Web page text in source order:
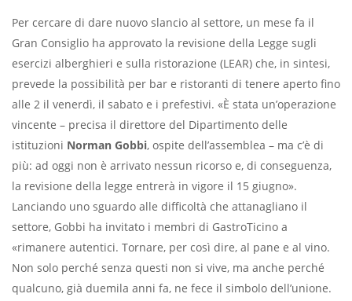
Per cercare di dare nuovo slancio al settore, un mese fa il
Gran Consiglio ha approvato la revisione della Legge sugli
esercizi alberghieri e sulla ristorazione (LEAR) che, in sintesi,
prevede la possibilità per bar e ristoranti di tenere aperto fino
alle 2 il venerdì, il sabato e i prefestivi. «È stata un’operazione
vincente – precisa il direttore del Dipartimento delle
istituzioni Norman Gobbi, ospite dell’assemblea – ma c’è di
più: ad oggi non è arrivato nessun ricorso e, di conseguenza,
la revisione della legge entrerà in vigore il 15 giugno».
Lanciando uno sguardo alle difficoltà che attanagliano il
settore, Gobbi ha invitato i membri di GastroTicino a
«rimanere autentici. Tornare, per così dire, al pane e al vino.
Non solo perché senza questi non si vive, ma anche perché
qualcuno, già duemila anni fa, ne fece il simbolo dell’unione.